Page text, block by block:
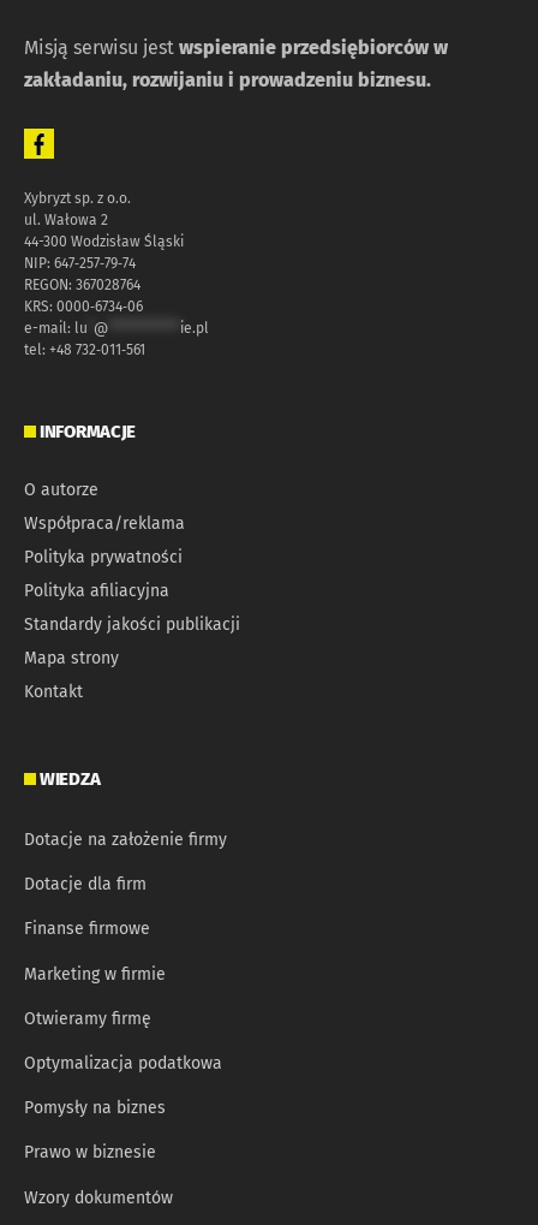
Misją serwisu jest wspieranie przedsiębiorców w
zakładaniu, rozwijaniu i prowadzeniu biznesu.
Xybryzt sp. z o.o.
ul. Wałowa 2
44-300 Wodzisław Śląski
NIP: 647‑257‑79‑74
REGON: 367028764
KRS: 0000‑6734‑06
e-mail: lu @
ie.pl
tel: +48 732‑011‑561
INFORMACJE
O autorze
Współpraca/reklama
Polityka prywatności
Polityka afiliacyjna
Standardy jakości publikacji
Mapa strony
Kontakt
WIEDZA
Dotacje na założenie firmy
Dotacje dla firm
Finanse firmowe
Marketing w firmie
Otwieramy firmę
Optymalizacja podatkowa
Pomysły na biznes
Prawo w biznesie
Wzory dokumentów